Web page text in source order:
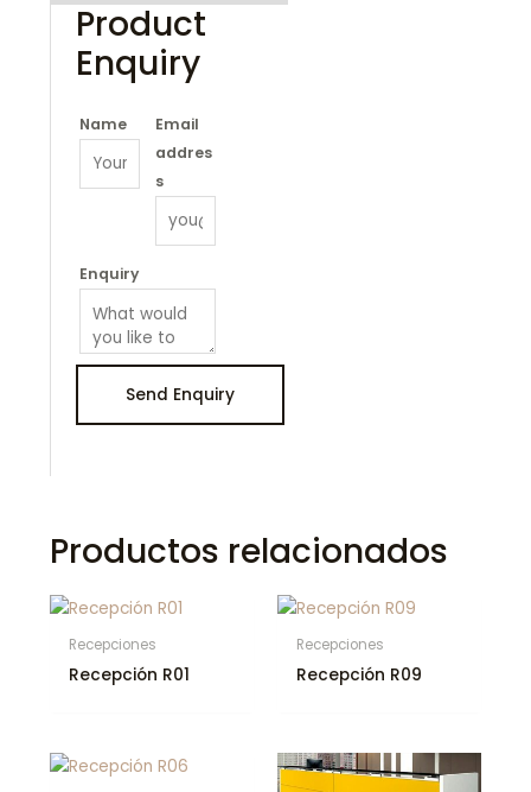
Product
Enquiry
Name
Email
addres
s
Enquiry
Productos relacionados
Recepciones
Recepción R01
Recepciones
Recepción R09